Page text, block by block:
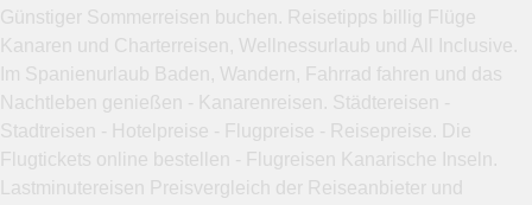
Günstiger Sommerreisen buchen. Reisetipps billig Flüge
Kanaren und Charterreisen, Wellnessurlaub und All Inclusive.
Im Spanienurlaub Baden, Wandern, Fahrrad fahren und das
Nachtleben genießen - Kanarenreisen. Städtereisen -
Stadtreisen - Hotelpreise - Flugpreise - Reisepreise. Die
Flugtickets online bestellen - Flugreisen Kanarische Inseln.
Lastminutereisen Preisvergleich der Reiseanbieter und